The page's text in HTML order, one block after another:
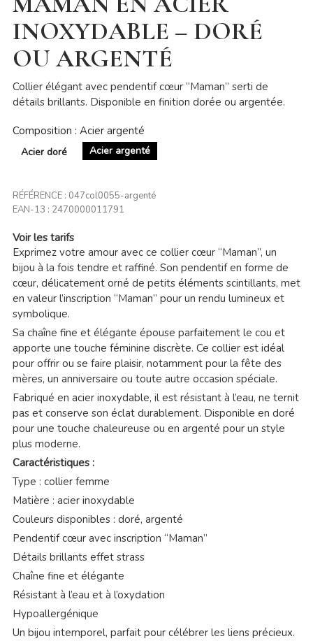
INOXYDABLE – DORÉ
OU ARGENTÉ
Collier élégant avec pendentif cœur “Maman” serti de
détails brillants. Disponible en finition dorée ou argentée.
Composition : Acier argenté
Acier doré Acier argenté
RÉFÉRENCE : 047col0055-argenté
EAN-13 : 2470000011791
Voir les tarifs
Exprimez votre amour avec ce collier cœur “Maman”, un
bijou à la fois tendre et raffiné. Son pendentif en forme de
cœur, délicatement orné de petits éléments scintillants, met
en valeur l’inscription “Maman” pour un rendu lumineux et
symbolique.
Sa chaîne fine et élégante épouse parfaitement le cou et
apporte une touche féminine discrète. Ce collier est idéal
pour offrir ou se faire plaisir, notamment pour la fête des
mères, un anniversaire ou toute autre occasion spéciale.
Fabriqué en acier inoxydable, il est résistant à l’eau, ne ternit
pas et conserve son éclat durablement. Disponible en doré
pour une touche chaleureuse ou en argenté pour un style
plus moderne.
Caractéristiques :
Type : collier femme
Matière : acier inoxydable
Couleurs disponibles : doré, argenté
Pendentif cœur avec inscription “Maman”
Détails brillants effet strass
Chaîne fine et élégante
Résistant à l’eau et à l’oxydation
Hypoallergénique
Un bijou intemporel, parfait pour célébrer les liens précieux.